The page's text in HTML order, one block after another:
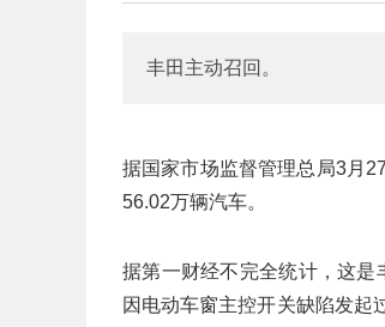
丰田主动召回。
据国家市场监督管理总局3月
56.02万辆汽车。
据第一财经不完全统计，这是
因电动车窗主控开关缺陷发起